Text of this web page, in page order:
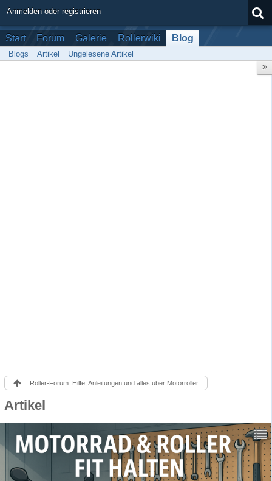
Anmelden oder registrieren
Start Forum Galerie Rollerwiki Blog
Blogs Artikel Ungelesene Artikel
Roller-Forum: Hilfe, Anleitungen und alles über Motorroller
Artikel